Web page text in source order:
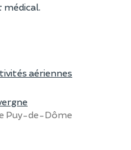
médical.
aériennes
Puy-de-Dôme